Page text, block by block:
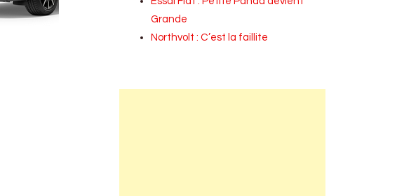
Grande
Northvolt : C’est la faillite